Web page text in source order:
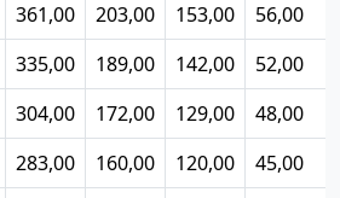
361,00 203,00 153,00
56,00
335,00 189,00 142,00
52,00
304,00 172,00 129,00
48,00
283,00 160,00 120,00
45,00